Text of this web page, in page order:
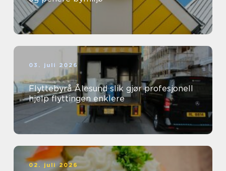
03. juli 2026
Flyttebyrå Ålesund slik gjør profesjonell
hjelp flyttingen enklere
02. juli 2026